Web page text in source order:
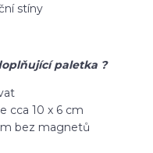
stíny
paletka ?
cca 10 x 6 cm
bez magnetů